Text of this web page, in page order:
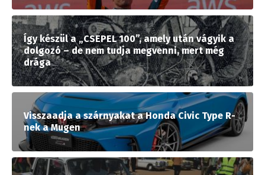
Így készül a „CSEPEL 100”, amely után vágyik a
dolgozó – de nem tudja megvenni, mert még
drága
Visszaadja a szárnyakat a Honda Civic Type R-
nek a Mugen